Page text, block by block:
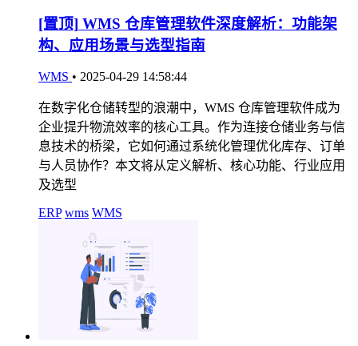
[置顶] WMS 仓库管理软件深度解析：功能架
构、应用场景与选型指南
WMS • 2025-04-29 14:58:44
在数字化仓储转型的浪潮中，WMS 仓库管理软件成为
企业提升物流效率的核心工具。作为连接仓储业务与信
息技术的桥梁，它如何通过系统化管理优化库存、订单
与人员协作？本文将从定义解析、核心功能、行业应用
及选型
ERP wms WMS